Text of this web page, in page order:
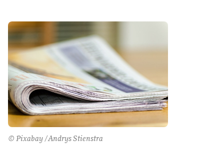
© Pixabay /Andrys Stienstra